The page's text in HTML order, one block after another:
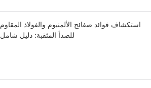
استكشاف فوائد صفائح الألمنيوم والفولاذ المقاوم
للصدأ المثقبة: دليل شامل